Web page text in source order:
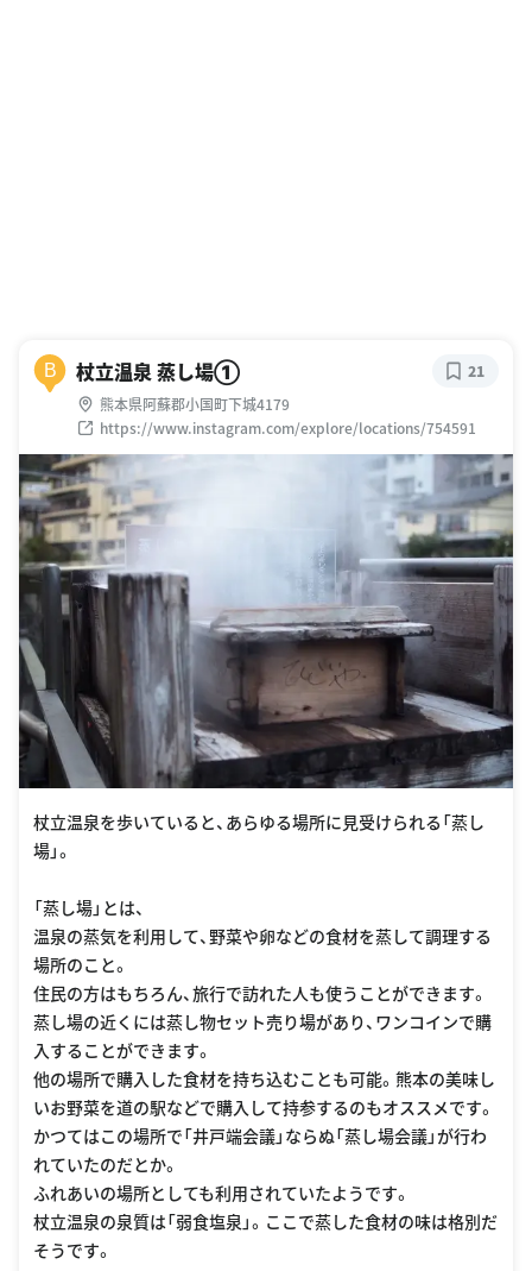
B 杖立温泉 蒸し場①
熊本県阿蘇郡小国町下城4179
https://www.instagram.com/explore/locations/754591
21
杖立温泉を歩いていると、あらゆる場所に見受けられる「蒸し
場」。
「蒸し場」とは、
温泉の蒸気を利用して、野菜や卵などの食材を蒸して調理する
場所のこと。
住民の方はもちろん、旅行で訪れた人も使うことができます。
蒸し場の近くには蒸し物セット売り場があり、ワンコインで購
入することができます。
他の場所で購入した食材を持ち込むことも可能。熊本の美味し
いお野菜を道の駅などで購入して持参するのもオススメです。
かつてはこの場所で「井戸端会議」ならぬ「蒸し場会議」が行わ
れていたのだとか。
ふれあいの場所としても利用されていたようです。
杖立温泉の泉質は「弱食塩泉」。ここで蒸した食材の味は格別だ
そうです。